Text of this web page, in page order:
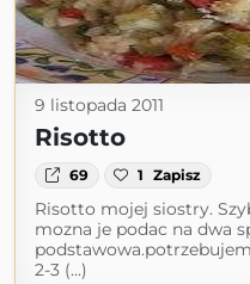
9 listopada 2011
Risotto
69 1 Zapisz
Risotto mojej siostry.
mozna je podac na dwa
2-3 (...)